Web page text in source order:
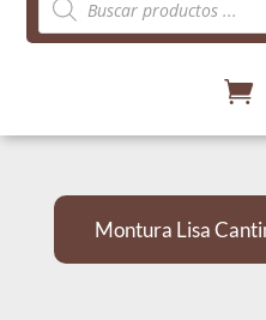
de
productos
Montura Lisa